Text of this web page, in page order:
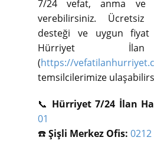
7/24 vefat, anma ve
verebilirsiniz. Ücretsiz
desteği ve uygun fiyat
Hürriyet
(https://
temsilcilerimize
📞 Hürriyet 7/24 İlan
01
☎️Şişli Merkez Ofis: 0212